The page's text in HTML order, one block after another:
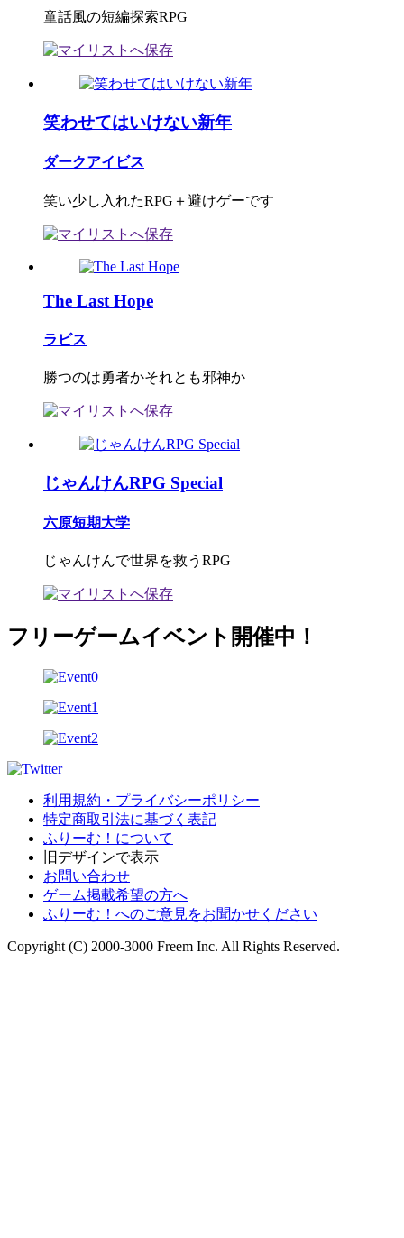
童話風の短編探索RPG
笑わせてはいけない新年
ダークアイビス
笑い少し入れたRPG＋避けゲーです
The Last Hope
ラビス
勝つのは勇者かそれとも邪神か
じゃんけんRPG Special
六原短期大学
じゃんけんで世界を救うRPG
フリーゲームイベント開催中！
利用規約・プライバシーポリシー
特定商取引法に基づく表記
ふりーむ！について
旧デザインで表示
お問い合わせ
ゲーム掲載希望の方へ
ふりーむ！へのご意見をお聞かせください
Copyright (C) 2000-3000 Freem Inc. All Rights Reserved.